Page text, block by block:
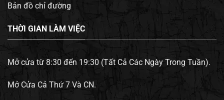
Bản đồ chỉ đường
THỜI GIAN LÀM VIỆC
Mở cửa từ 8:30 đến 19:30 (Tất Cả Các Ngày Trong Tuần).
Mở Cửa Cả Thứ 7 Và CN.